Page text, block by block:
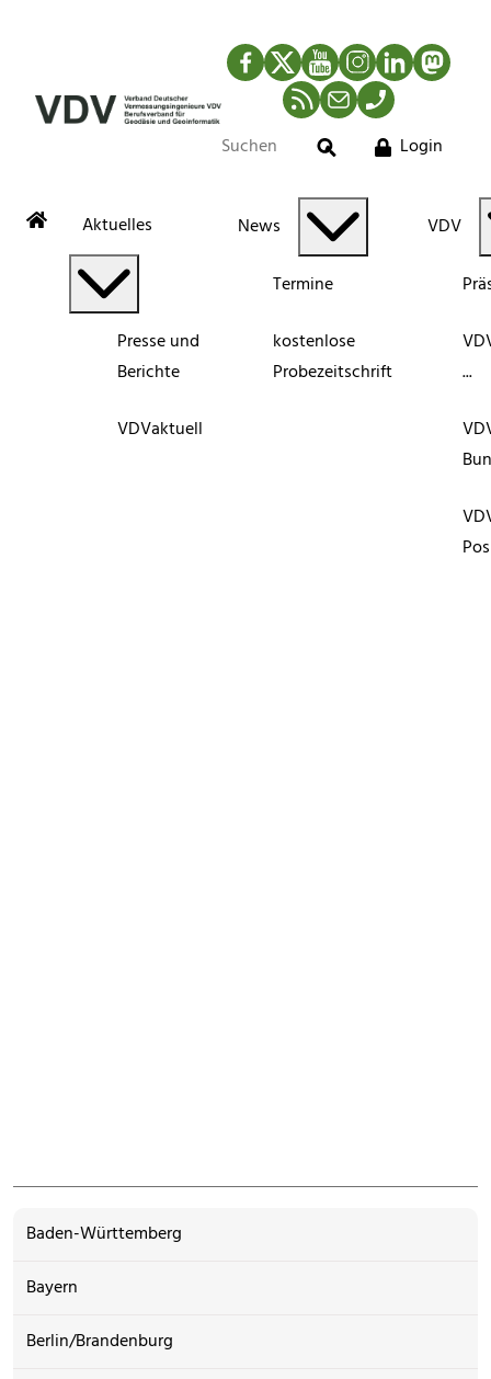
Facebook
TwitterYouTubeInstagram
LinkedIn
RSS-Newsfeed
MailTelefon
Suche
Login
Aktuelles
Presse und
Berichte
VDVaktuell
News
Termine
kostenlose
Probezeitschrift
VDV
...
Baden-Württemberg
Bayern
Berlin/Brandenburg